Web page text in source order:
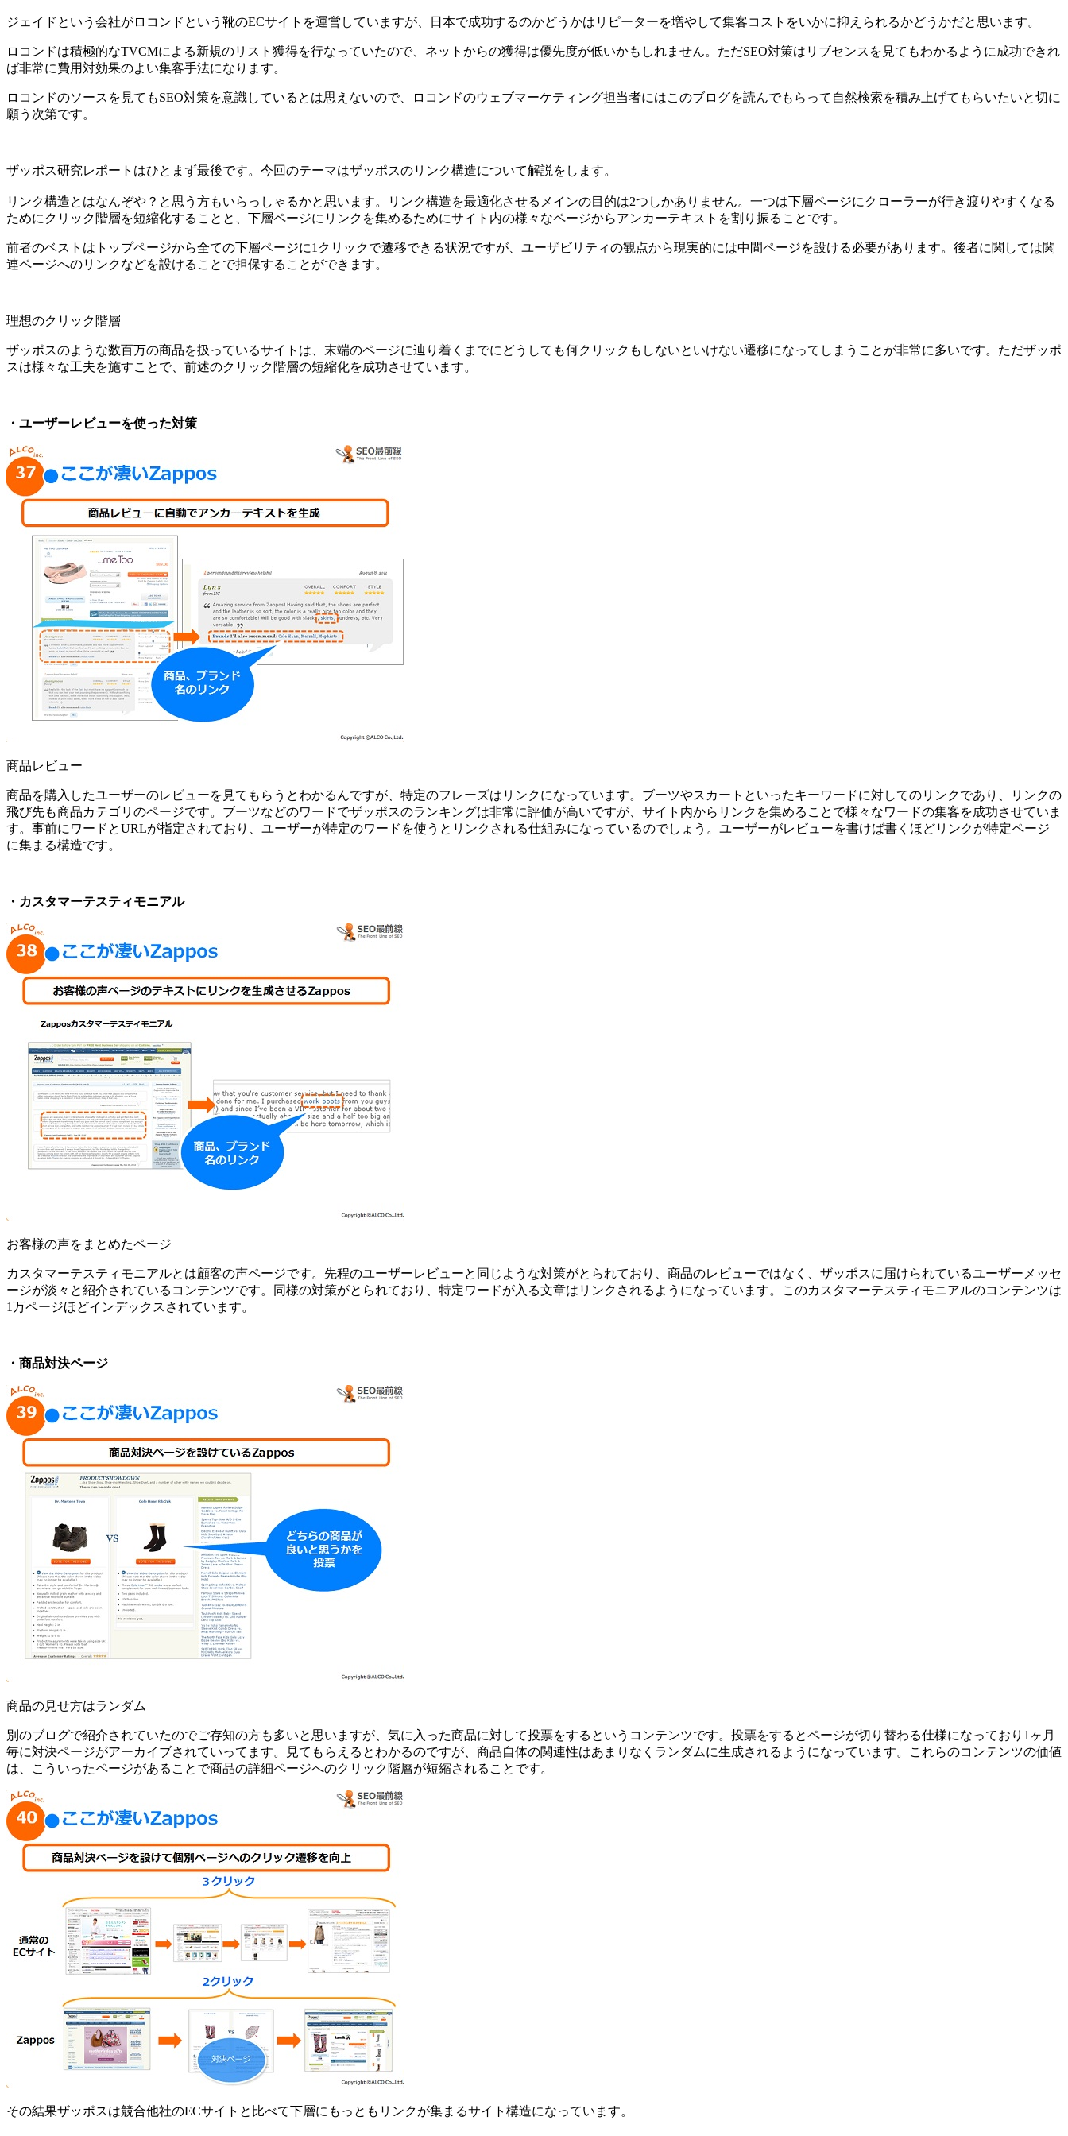
ジェイドという会社がロコンドという靴のECサイトを運営していますが、日本で成功するのかどうかはリピーターを増やして集客コストをいかに抑えられるかどうかだと思います。
ロコンドは積極的なTVCMによる新規のリスト獲得を行なっていたので、ネットからの獲得は優先度が低いかもしれません。ただSEO対策はリブセンスを見てもわかるように成功できれ
ば非常に費用対効果のよい集客手法になります。
ロコンドのソースを見てもSEO対策を意識しているとは思えないので、ロコンドのウェブマーケティング担当者にはこのブログを読んでもらって自然検索を積み上げてもらいたいと切に
願う次第です。
ザッポス研究レポートはひとまず最後です。今回のテーマはザッポスのリンク構造について解説をします。
リンク構造とはなんぞや？と思う方もいらっしゃるかと思います。リンク構造を最適化させるメインの目的は2つしかありません。一つは下層ページにクローラーが行き渡りやすくなる
ためにクリック階層を短縮化することと、下層ページにリンクを集めるためにサイト内の様々なページからアンカーテキストを割り振ることです。
前者のベストはトップページから全ての下層ページに1クリックで遷移できる状況ですが、ユーザビリティの観点から現実的には中間ページを設ける必要があります。後者に関しては関
連ページへのリンクなどを設けることで担保することができます。
理想のクリック階層
ザッポスのような数百万の商品を扱っているサイトは、末端のページに辿り着くまでにどうしても何クリックもしないといけない遷移になってしまうことが非常に多いです。ただザッポ
スは様々な工夫を施すことで、前述のクリック階層の短縮化を成功させています。
・ユーザーレビューを使った対策
商品レビュー
商品を購入したユーザーのレビューを見てもらうとわかるんですが、特定のフレーズはリンクになっています。ブーツやスカートといったキーワードに対してのリンクであり、リンクの
飛び先も商品カテゴリのページです。ブーツなどのワードでザッポスのランキングは非常に評価が高いですが、サイト内からリンクを集めることで様々なワードの集客を成功させていま
す。事前にワードとURLが指定されており、ユーザーが特定のワードを使うとリンクされる仕組みになっているのでしょう。ユーザーがレビューを書けば書くほどリンクが特定ページ
に集まる構造です。
・カスタマーテスティモニアル
お客様の声をまとめたページ
カスタマーテスティモニアルとは顧客の声ページです。先程のユーザーレビューと同じような対策がとられており、商品のレビューではなく、ザッポスに届けられているユーザーメッセ
ージが淡々と紹介されているコンテンツです。同様の対策がとられており、特定ワードが入る文章はリンクされるようになっています。このカスタマーテスティモニアルのコンテンツは
1万ページほどインデックスされています。
・商品対決ページ
商品の見せ方はランダム
別のブログで紹介されていたのでご存知の方も多いと思いますが、気に入った商品に対して投票をするというコンテンツです。投票をするとページが切り替わる仕様になっており1ヶ月
毎に対決ページがアーカイブされていってます。見てもらえるとわかるのですが、商品自体の関連性はあまりなくランダムに生成されるようになっています。これらのコンテンツの価値
は、こういったページがあることで商品の詳細ページへのクリック階層が短縮されることです。
その結果ザッポスは競合他社のECサイトと比べて下層にもっともリンクが集まるサイト構造になっています。